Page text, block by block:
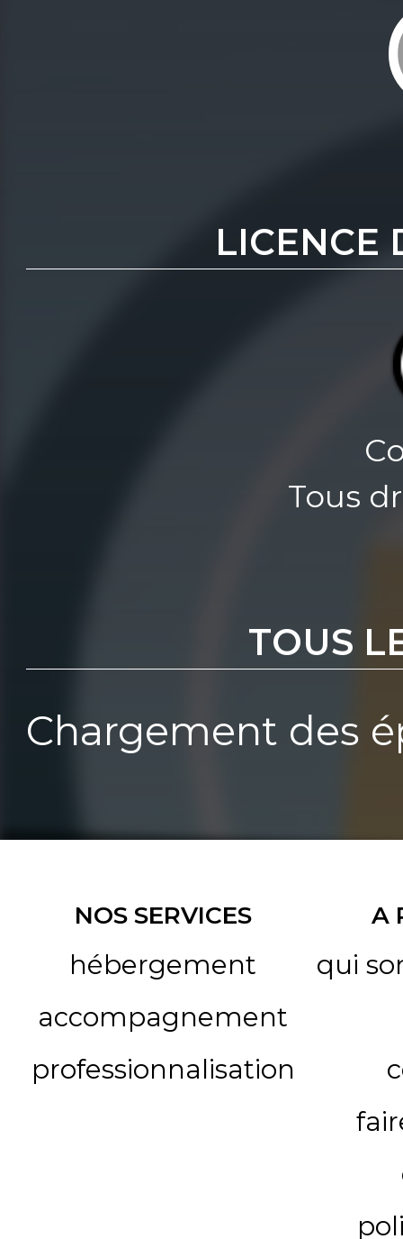
LICENCE
Tous
TOUS
Chargement des
NOS SERVICES
hébergement
accompagnement
professionnalisation
A
qui